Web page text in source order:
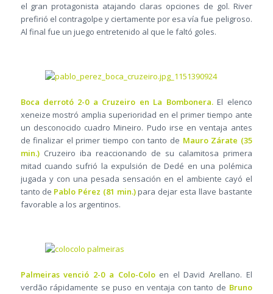
el gran protagonista atajando claras opciones de gol. River
prefirió el contragolpe y ciertamente por esa vía fue peligroso.
Al final fue un juego entretenido al que le faltó goles.
Boca derrotó 2-0 a Cruzeiro en La Bombonera.El elenco
xeneize mostró amplia superioridad en el primer tiempo ante
un desconocido cuadro Mineiro. Pudo irse en ventaja antes
de finalizar el primer tiempo con tanto de Mauro Zárate (35
min.)Cruzeiro iba reaccionando de su calamitosa primera
mitad cuando sufrió la expulsión de Dedé en una polémica
jugada y con una pesada sensación en el ambiente cayó el
tanto de Pablo Pérez (81 min.)para dejar esta llave bastante
favorable a los argentinos.
Palmeiras venció 2-0 a Colo-Coloen el David Arellano. El
verdão rápidamente se puso en ventaja con tanto de Bruno